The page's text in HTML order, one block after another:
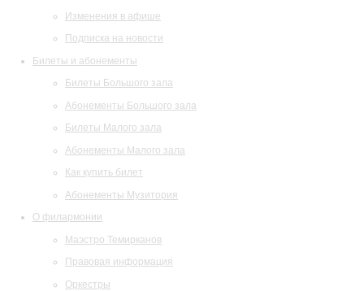
Изменения в афише
Подписка на новости
Билеты и абонементы
Билеты Большого зала
Абонементы Большого зала
Билеты Малого зала
Абонементы Малого зала
Как купить билет
Абонементы Музитория
О филармонии
Маэстро Темирканов
Правовая информация
Оркестры